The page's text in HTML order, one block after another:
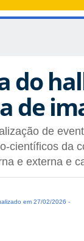
do
de
de
científicos da
e externa e
em 27/02/2026 -